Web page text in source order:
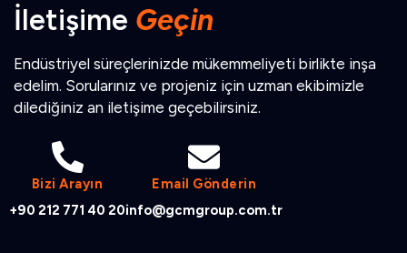
İletişime Geçin
Endüstriyel süreçlerinizde mükemmeliyeti birlikte inşa
edelim. Sorularınız ve projeniz için uzman ekibimizle
dilediğiniz an iletişime geçebilirsiniz.
Bizi Arayın
+90 212 771 40 20
Email Gönderin
info@gcmgroup.com.tr